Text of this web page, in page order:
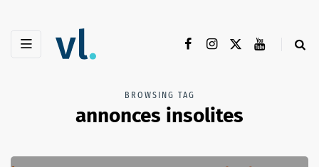
BROWSING TAG
annonces insolites